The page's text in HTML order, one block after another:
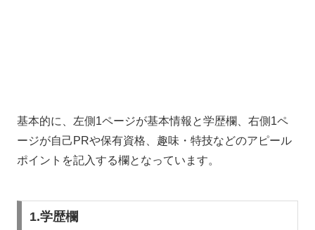
基本的に、左側 1ページが基本情報と学歴欄、右側 1ペ
ージが自己 PRや保有資格、趣味・特技などのアピール
ポイントを記入する欄となっています。
1.学歴欄